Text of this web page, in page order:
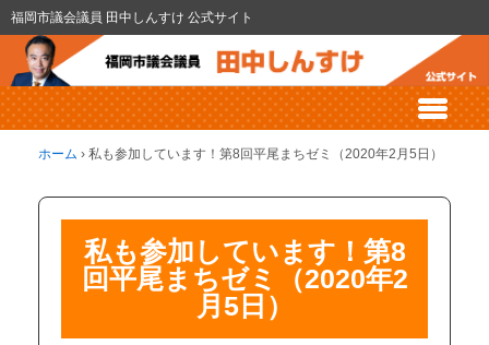
福岡市議会議員 田中しんすけ 公式サイト
ホーム › 私も参加しています！第8回平尾まちゼミ（2020年2月5日）
私も参加しています！第8
回平尾まちゼミ（2020年2
月5日）